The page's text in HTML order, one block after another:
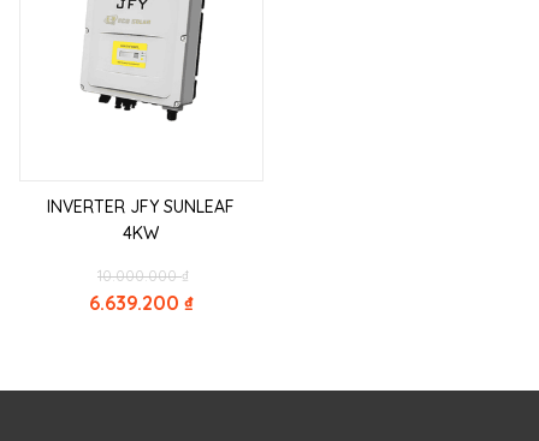
INVERTER JFY SUNLEAF
4KW
10.000.000₫Original
price
was:
6.639.200 ₫